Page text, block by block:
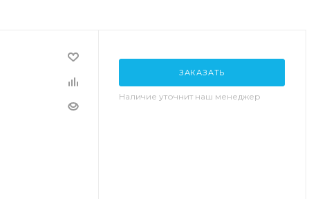
ЗАКАЗАТЬ
Наличие уточнит наш менеджер